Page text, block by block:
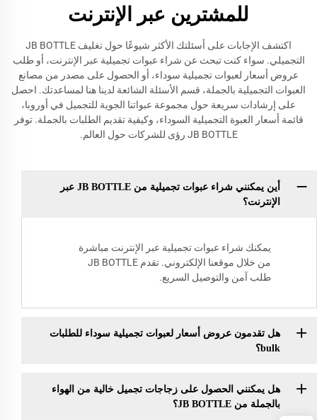
للمشترين عبر الإنترنت
اكتشف الإجابات على أسئلتك الأكثر شيوعًا حول تغليف JB BOTTLE
التجميلي. سواء كنت تبحث عن شراء عبوات تجميلية عبر الإنترنت، أو طلب
عروض أسعار لعبوات تجميلية سوداء، أو الحصول على مصدر من مصانع
العبوات التجميلية بالجملة، قسم الأسئلة الشائعة لدينا هنا لمساعدتك. احصل
على إرشادات سريعة حول مجموعة عبواتنا الجوية للتجميل في أوروبا،
قائمة أسعار العبوة التجميلية السوداء، وكيفية تقديم الطلبات بالجملة. توفر
JB BOTTLE رؤى للشركات حول العالم.
أين يمكنني شراء عبوات تجميلية من JB BOTTLE عبر
الإنترنت؟
يمكنك شراء عبوات تجميلية عبر الإنترنت مباشرة
من خلال موقعنا الإلكتروني. تقدم JB BOTTLE
طلب آمن والتوصيل السريع.
هل تقدمون عروض أسعار لعبوات تجميلية سوداء للطلبات
bulk؟
هل يمكنني الحصول على زجاجات تجميل خالية من الهواء
بالجملة من JB BOTTLE؟